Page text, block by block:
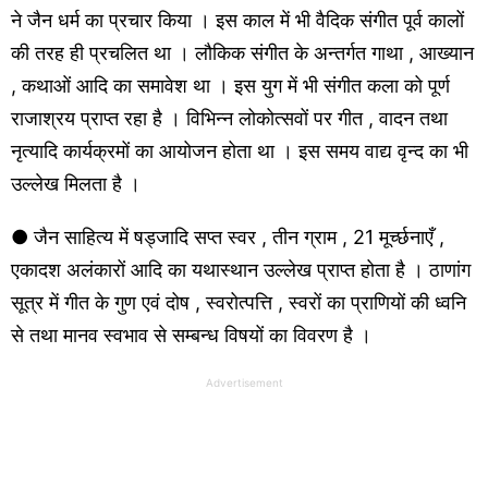
ने जैन धर्म का प्रचार किया । इस काल में भी वैदिक संगीत पूर्व कालों
की तरह ही प्रचलित था । लौकिक संगीत के अन्तर्गत गाथा , आख्यान
, कथाओं आदि का समावेश था । इस युग में भी संगीत कला को पूर्ण
राजाश्रय प्राप्त रहा है । विभिन्न लोकोत्सवों पर गीत , वादन तथा
नृत्यादि कार्यक्रमों का आयोजन होता था । इस समय वाद्य वृन्द का भी
उल्लेख मिलता है ।
● जैन साहित्य में षड्जादि सप्त स्वर , तीन ग्राम , 21 मूर्च्छनाएँ ,
एकादश अलंकारों आदि का यथास्थान उल्लेख प्राप्त होता है । ठाणांग
सूत्र में गीत के गुण एवं दोष , स्वरोत्पत्ति , स्वरों का प्राणियों की ध्वनि
से तथा मानव स्वभाव से सम्बन्ध विषयों का विवरण है ।
Advertisement